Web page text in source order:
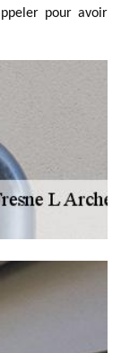
pour avoir